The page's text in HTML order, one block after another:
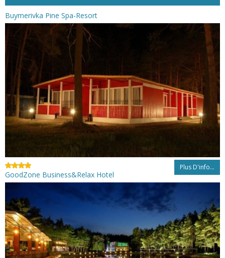
Buymerivka Pine Spa-Resort
Plus D'info...
GoodZone Business&Relax Hotel